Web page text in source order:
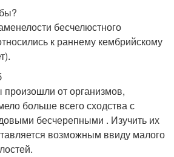
бесчелюстного
к раннему кембрийскому
от организмов,
больше всего сходства с
бесчерепными . Изучить их
возможным ввиду малого